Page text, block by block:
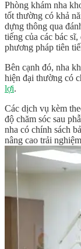
Phòng khám nha
tốt thường có khả
dựng thông qua
tiếng của các bác
phương pháp tiên
Bên cạnh đó, nha
hiện đại thường có
lợi.
Các dịch vụ kèm
độ chăm sóc sau
nha có chính sách
nâng cao trải